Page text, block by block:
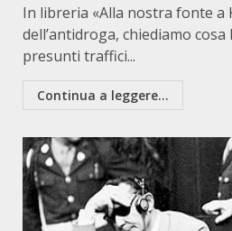
In libreria «Alla nostra fonte a
dell’antidroga, chiediamo
presunti traffici...
Continua a leggere...